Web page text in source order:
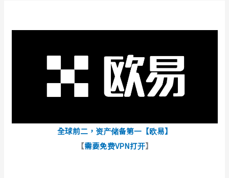
全球前二，资产储备第一【欧易】
【需要免费VPN打开】